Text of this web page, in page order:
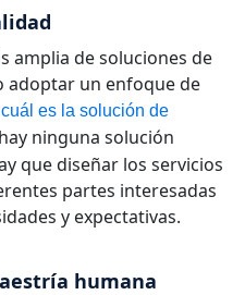
amplia de soluciones de
adoptar un enfoque de
es la solución de
ninguna solución
que diseñar los servicios
partes interesadas
y expectativas.
humana